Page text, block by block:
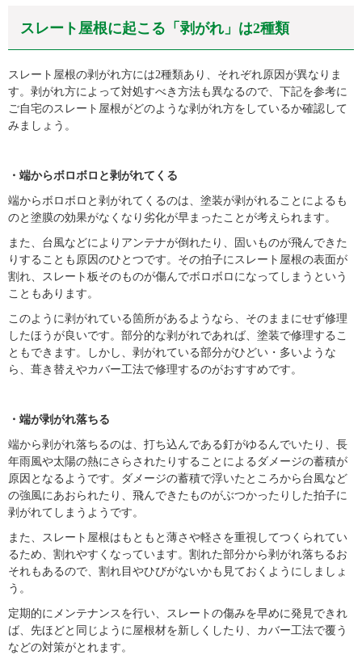
スレート屋根に起こる「剥がれ」は2種類
スレート屋根の剥がれ方には2種類あり、それぞれ原因が異なりま
す。剥がれ方によって対処すべき方法も異なるので、下記を参考に
ご自宅のスレート屋根がどのような剥がれ方をしているか確認して
みましょう。
・端からボロボロと剥がれてくる
端からボロボロと剥がれてくるのは、塗装が剥がれることによるも
のと塗膜の効果がなくなり劣化が早まったことが考えられます。
また、台風などによりアンテナが倒れたり、固いものが飛んできた
りすることも原因のひとつです。その拍子にスレート屋根の表面が
割れ、スレート板そのものが傷んでボロボロになってしまうという
こともあります。
このように剥がれている箇所があるようなら、そのままにせず修理
したほうが良いです。部分的な剥がれであれば、塗装で修理するこ
ともできます。しかし、剥がれている部分がひどい・多いような
ら、葺き替えやカバー工法で修理するのがおすすめです。
・端が剥がれ落ちる
端から剥がれ落ちるのは、打ち込んである釘がゆるんでいたり、長
年雨風や太陽の熱にさらされたりすることによるダメージの蓄積が
原因となるようです。ダメージの蓄積で浮いたところから台風など
の強風にあおられたり、飛んできたものがぶつかったりした拍子に
剥がれてしまうようです。
また、スレート屋根はもともと薄さや軽さを重視してつくられてい
るため、割れやすくなっています。割れた部分から剥がれ落ちるお
それもあるので、割れ目やひびがないかも見ておくようにしましょ
う。
定期的にメンテナンスを行い、スレートの傷みを早めに発見できれ
ば、先ほどと同じように屋根材を新しくしたり、カバー工法で覆う
などの対策がとれます。